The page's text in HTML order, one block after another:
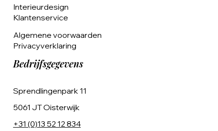
Interieurdesign
Klantenservice
Algemene voorwaarden
Privacyverklaring
Bedrijfsgegevens
Sprendlingenpark 11
5061 JT Oisterwijk
+31 (0)13 52 12 834